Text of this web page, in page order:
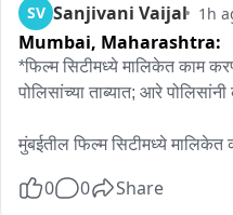
SV Sanjivani Vaijal 1h
Mumbai, Maharashtra:
*फिल्म सिटीमध्ये मालिकेत काम
पोलिसांच्या ताब्यात; आरे
मुंबईतील फिल्म सिटीमध्ये मालिकेत
आहे. उत्तर नियंत्रण कक्षाकडून
0 0 Share